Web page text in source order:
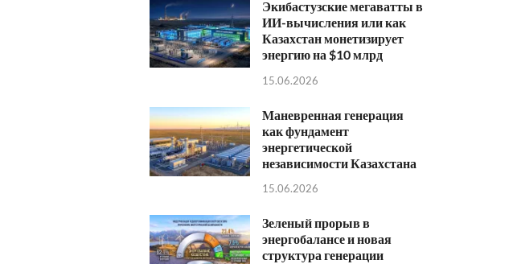
Экибастузские мегаватты в
ИИ-вычисления или как
Казахстан монетизирует
энергию на $10 млрд
15.06.2026
Маневренная генерация
как фундамент
энергетической
независимости Казахстана
15.06.2026
Зеленый прорыв в
энергобалансе и новая
структура генерации